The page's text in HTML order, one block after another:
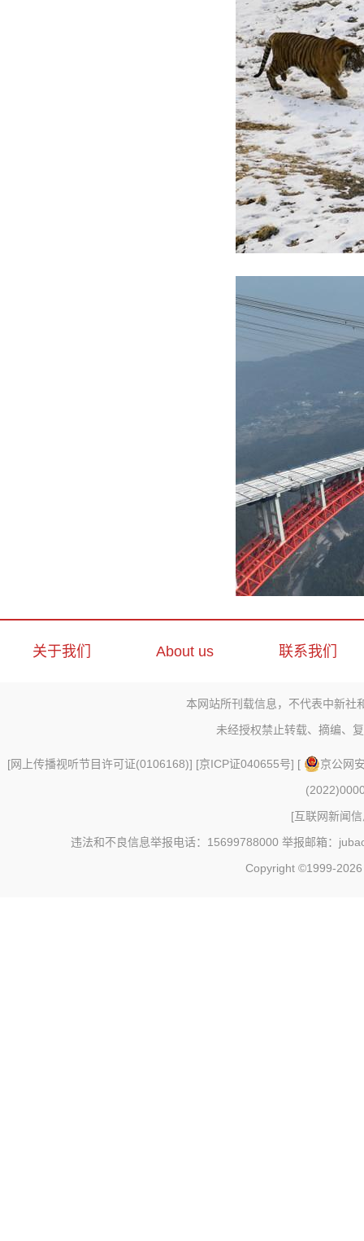
关于我们 About us 联系我们
本网站所刊载信息，不代表中新社
未经授权禁止转载、摘编、
[网上传播视听节目许可证(0106168)] [京ICP证040655号] [
京公网
[互联网新闻
违法和不良信息举报电话：15699788000 举报邮箱：
Copyright ©1999-